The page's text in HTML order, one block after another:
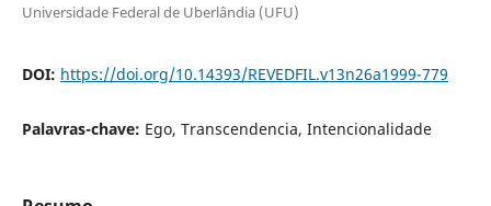
Universidade Federal de Uberlândia (UFU)
DOI: https://doi.org/10.14393/REVEDFIL.v13n26a1999-779
Palavras-chave: Ego, Transcendencia, Intencionalidade